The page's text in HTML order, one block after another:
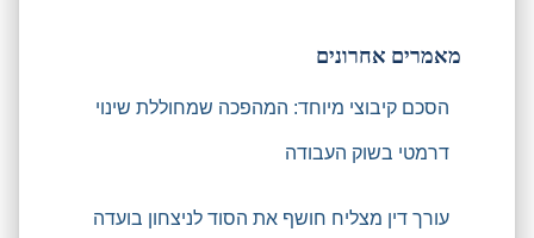
מאמרים אחרונים
הסכם קיבוצי מיוחד: המהפכה שמחוללת שינוי
דרמטי בשוק העבודה
עורך דין מצליח חושף את הסוד לניצחון בועדה